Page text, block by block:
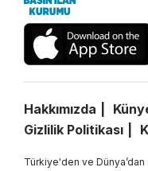
Hakkımızda
Gizlilik Politikası
Türkiye'den ve